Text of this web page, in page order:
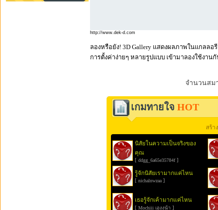
http://www.dek-d.com
ลองหรือยัง! 3D Gallery แสดงผลภาพในแกลล
การตั้งค่าง่ายๆ หลายรูปแบบ เข้ามาลองใช้งานกั
จำนวนสม
เกมทายใจ HOT
สร้า
นิสัยในความเป็นจริงของ
คุณ
[ ddgg_6a65e35784f]
รู้จักนิสัยเรามากแค่ไหน
[ nichalnwzaa ]
เธอรู้จักเค้ามากแค่ไหน
[ Mochiii เองงน้า ]